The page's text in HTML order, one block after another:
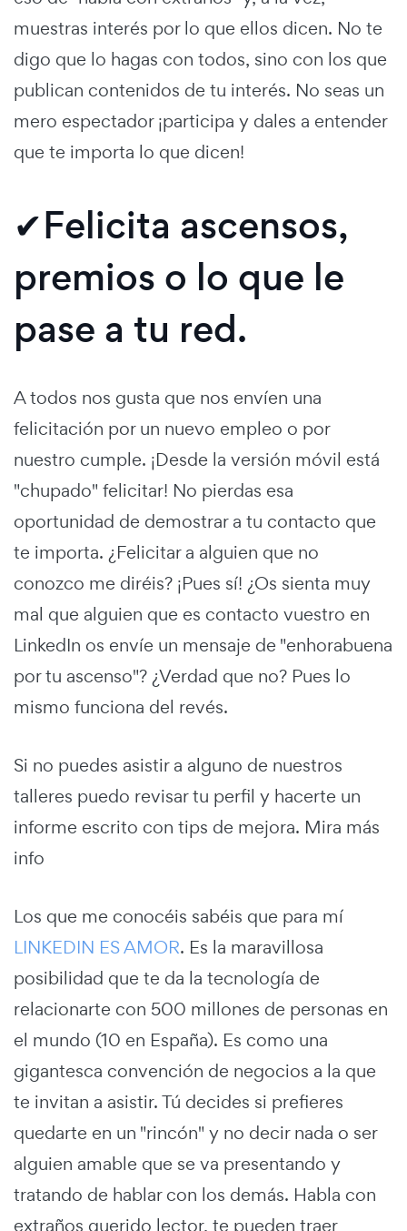
muestras interés por lo que ellos dicen. No te
digo que lo hagas con todos, sino con los que
publican contenidos de tu interés. No seas un
mero espectador ¡participa y dales a entender
que te importa lo que dicen!
✔Felicita ascensos,
premios o lo que le
pase a tu red.
A todos nos gusta que nos envíen una
felicitación por un nuevo empleo o por
nuestro cumple. ¡Desde la versión móvil está
"chupado" felicitar! No pierdas esa
oportunidad de demostrar a tu contacto que
te importa. ¿Felicitar a alguien que no
conozco me diréis? ¡Pues sí! ¿Os sienta muy
mal que alguien que es contacto vuestro en
LinkedIn os envíe un mensaje de "enhorabuena
por tu ascenso"? ¿Verdad que no? Pues lo
mismo funciona del revés.
Si no puedes asistir a alguno de nuestros
talleres puedo revisar tu perfil y hacerte un
informe escrito con tips de mejora. Mira más
info
Los que me conocéis sabéis que para mí
LINKEDIN ES AMOR. Es la maravillosa
posibilidad que te da la tecnología de
relacionarte con 500 millones de personas en
el mundo (10 en España). Es como una
gigantesca convención de negocios a la que
te invitan a asistir. Tú decides si prefieres
quedarte en un "rincón" y no decir nada o ser
alguien amable que se va presentando y
tratando de hablar con los demás. Habla con
extraños querido lector, te pueden traer